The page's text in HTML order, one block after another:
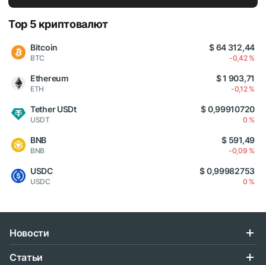
Top 5 криптовалют
Bitcoin
BTC
$ 64 312,44
-0,42 %
Ethereum
ETH
$ 1 903,71
-0,12 %
Tether USDt
USDT
$ 0,99910720
0 %
BNB
BNB
$ 591,49
-0,09 %
USDC
USDC
$ 0,99982753
0 %
Новости
Статьи